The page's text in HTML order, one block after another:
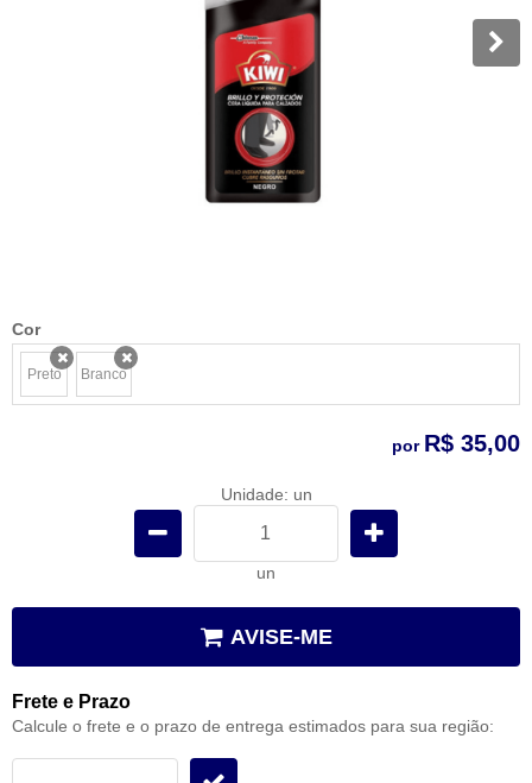
Cor
Preto
x Branco
x
por R$ 35,00
Unidade: un
un
AVISE-ME
Frete e Prazo
Calcule o frete e o prazo de entrega estimados para sua região: